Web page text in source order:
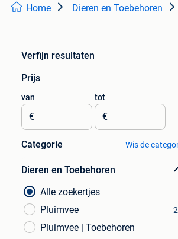
Home Dieren en Toebehoren
Verfijn resultaten
Prijs
van
€
tot
€
Categorie Wis de
Dieren en Toebehoren
Alle zoekertjes
Pluimvee
Pluimvee | Toebehoren